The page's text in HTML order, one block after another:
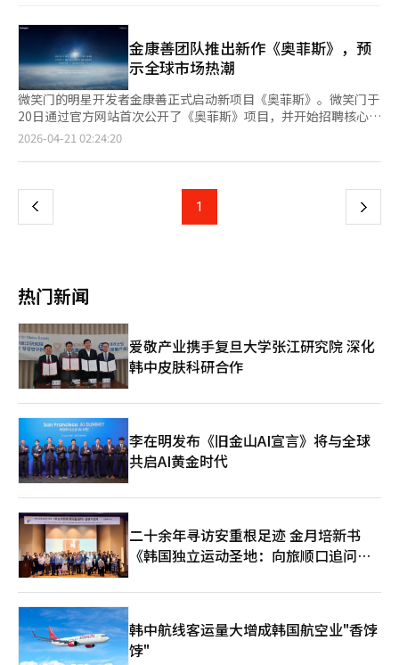
HTML5以扩展分销渠道。TwoByte在2月于美国和印度尼西亚进
行了软启动的《PawPop Match》已转为HTML5版本。随着下半
年全球发布的临近，移动版本的开发已基本完成，并对游戏进行了
轻量化以适应网页环境。 TwoByte的代表韩永哲表示：“为了此
次网页游戏服务，我们将原本460MB的游戏容量减少到
60~65MB，并在优化占用大量空间的图形和游戏资源的同时，保
持了拼图游戏的核心乐趣。” 迷你游戏预计将在重视用户停留时
物应用在内的3至4个平台推出更多游戏。”
累了宝贵的经验。“我并不认为自己从一开始就有出色的才能，只
是因为制作游戏很有趣，持续制作后，某一时刻我的技能大幅提
升。” 这种坚持最终在他的代表作《无标题RPG游戏》中得到了
回报。该游戏创下了最高同时在线人数1.8万的记录，进入了罗布
乐思平台全球热门游戏前100名，并成为纯韩国用户同时在线人数
突破1万的首个案例，引起了业界的关注。 谈及成功的秘诀，金泰
勋表示：“游戏的本质乐趣是最重要的。”许多开发者在开始开发
前会制定庞大的计划，但他更喜欢先构建游戏的核心玩法，然后亲
自体验，采用敏捷开发方式。一旦确认了乐趣，便开始添加内容和
他没有一开始就盲目追求全球市场，而是精准锁定自己最了解的韩
国用户的偏好，设计游戏时考虑了韩国玩家喜欢的独特成长结构和
奖励机制，这一策略引发了社区的口碑传播。针对韩国用户的设计
工作室”、开发文档、数据分析功能和全球社区等综合服务，大幅
近，利用人工智能（AI）技术的开发支持也在不断增强。罗布乐思
工作室内的AI助手可以帮助生成和修改代码、自动化重复工作、制
作资产等。未来，预计将增加能够通过自然语言命令独立完成复杂
代码编写和从规划到测试的部分过程的智能AI技术。 AI正在革新个
人力的工作，现在通过AI得以解决，极大提高了个人开发者的生产
力。金泰勋强调，游戏开发也在走向同样的创新之路。他表
示：“过去游戏开发需要大规模的基础设施，但AI打破了技术壁
垒，未来个人开发者也能挑战大型项目。” 如今已成为职业开发
者的他计划在大学毕业后创办自己的游戏公司。他表示，首先会完
成军队服役，然后基于自己的实践经验正式创办一家公司，创造具
有个人特色的游戏。他还对那些像他一样自学游戏开发的人提出建
议：“执行是最重要的。” 金泰勋说：“与其担心结果而犹豫，
不如先写代码，亲自尝试，这样才能发现自己的真实才能和潜
力。”他回忆道：“从小开始经历了许多困难和失败，想要将失败
转化为经验，首先要付诸行动。”※ 本报道经人工智能（AI）系统
Store进行游戏，而包括移动平台在内的正式全球发布（盛大上
线）将于21日进行。 《权力的游戏：国王之路》是一款基于美国
HBO热门剧集《权力的游戏》IP制作的开放世界动作角色扮演游
戏。游戏背景设定在中世纪幻想世界“维斯特洛”，玩家可以选择
骑士、雇佣兵和刺客三种职业进行探索和战斗。 网石表示，此次
作品专注于实现原作世界观和增强直接操作的动作性。特别是开放
世界的区域探索、以过场动画为中心的叙事演绎以及基于手动战斗
的动作玩法被视为核心差异化要素。 在之前的媒体体验会上，游
戏结构显示出以主线故事为中心的单人游戏与多人内容并行的特
能连携的时机成为重要的动作结构。 实际体验中，敌方AI不仅仅是
简单的被击反应，而是通过模式化的反击和闪避保持紧张感。在同
商业模式设计上，移除了在国内MMORPG市场中常见的概率型装
在实现符合全球主机和PC用户偏好的游戏性。 在多人内容中，既
有合作也有竞争的元素。玩家可以通过组队进行Boss内容的攻
略，并引入了基于战斗贡献度的MVP系统。 网石将在PC预发布的
同时，推出多种上线活动。玩家可以通过签到活动和等级达成活动
获得稀有等级的野人服装、驯鹿坐骑和传奇遗物选择箱等游戏道
具。 近期，网石加强了多平台和全球市场的战略，《权力的游
戏：国王之路》被视为未来业绩的关键新作。特别是结合全球知名
度高的IP与动作角色扮演游戏类型，预计将吸引全球用户。 网石
《权力的游戏：国王之路》总监张贤一在最近的媒体体验会上表
示：“我们大幅改编了结构，以确保玩家的努力能够转化为价值，
而不仅仅是运气。”他还提到：“目前正全力以赴准备在韩国、台
湾、日本、泰国等亚洲地区的发布。”※ 本报道经人工智能（AI）
系统翻译与编辑。
金康善团队推出新作《奥菲斯》，预
示全球市场热潮
微笑门的明星开发者金康善正式启动新项目《奥菲斯》。微笑门于
20日通过官方网站首次公开了《奥菲斯》项目，并开始招聘核心开
发人员。该项目将面向PC和主机平台，开发为开放世界幻想角色
舟》，在全球游戏界享有盛誉。业内对他的新作充满期待，认为他
来自希腊神话中的传奇诗人和音乐家奥菲斯，开发团队希望通过艺
术感和沉浸式叙事打造出色的游戏体验。团队将利用虚幻引擎5实
了一封诚挚的信，表达了对制作好游戏的热情，并邀请有相同愿望
的人加入。专家认为，微笑门将结合《失落的方舟》的运营经验和
主机平台的动作性，开拓新市场。全球游戏市场中，主机市场占据
重要地位，《奥菲斯》的成功将是微笑门成为全球企业的重要考
验。微笑门已完成初步研发，并进入大规模人员配置阶段，期待在
全球游戏市场带来创新。※ 本报道经人工智能（AI）系统翻译与编
辑。
2026-04-21 02:24:20
上
页
1 下
热门新闻
爱敬产业携手复旦大学张江研究院 深化
韩中皮肤科研合作
李在明发布《旧金山AI宣言》将与全球
共启AI黄金时代
二十余年寻访安重根足迹 金月培新书
《韩国独立运动圣地：向旅顺口追问历
韩中航线客运量大增成韩国航空业"香饽
饽"